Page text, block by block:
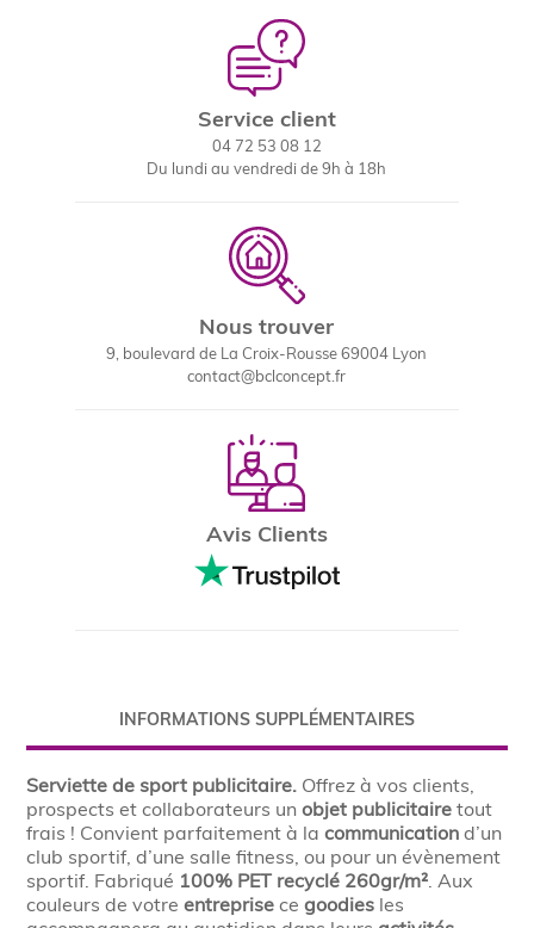
Service client
04 72 53 08 12
Du lundi au vendredi de 9h à 18h
Nous trouver
9, boulevard de La Croix-Rousse 69004 Lyon
contact@bclconcept.fr
Avis Clients
INFORMATIONS SUPPLÉMENTAIRES
Serviette de sport publicitaire. Offrez à vos clients,
prospects et collaborateurs unobjet publicitaire tout
frais ! Convient parfaitement à la communication d’un
club sportif, d’une salle fitness, ou pour un évènement
sportif. Fabriqué 100% PET recyclé 260gr/m². Aux
couleurs de votreentreprise cegoodies les